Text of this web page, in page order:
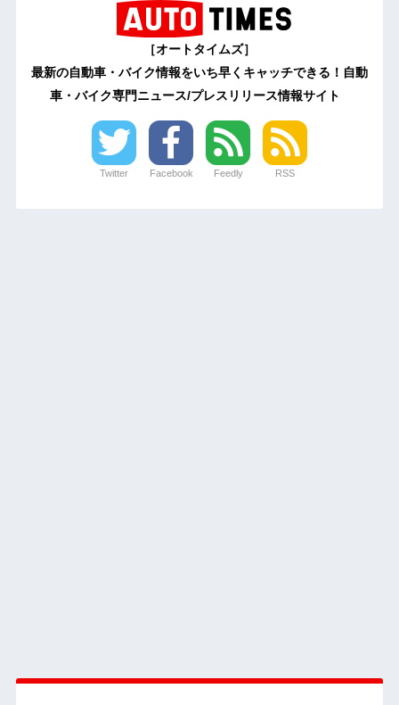
［オートタイムズ］
最新の自動車・バイク情報をいち早くキャッチできる！自動
車・バイク専門ニュース/プレスリリース情報サイト
Twitter Facebook Feedly RSS